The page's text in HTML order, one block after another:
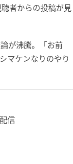
者からの投稿が見
が沸騰。「お前
マケンなりのやり
信